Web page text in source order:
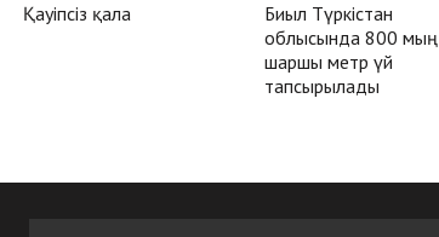
Қауіпсіз қала
Биыл Түркістан
облысында 800 мың
шаршы метр үй
тапсырылады